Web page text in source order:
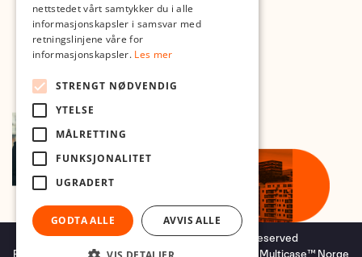
Copyright © 2026 Foto.no - All rights reserved
Forretningssystemog nettbutikkløsning Multicase™ Norge
nettstedet vårt samtykker du i alle
informasjonskapsler i samsvar med
retningslinjene våre for
informasjonskapsler. Les mer
STRENGT NØDVENDIG
YTELSE
MÅLRETTING
FUNKSJONALITET
UGRADERT
GODTA ALLE AVVIS ALLE